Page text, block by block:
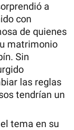
a
con
de quienes
matrimonio
Sin
las reglas
tendrían un
tema en su